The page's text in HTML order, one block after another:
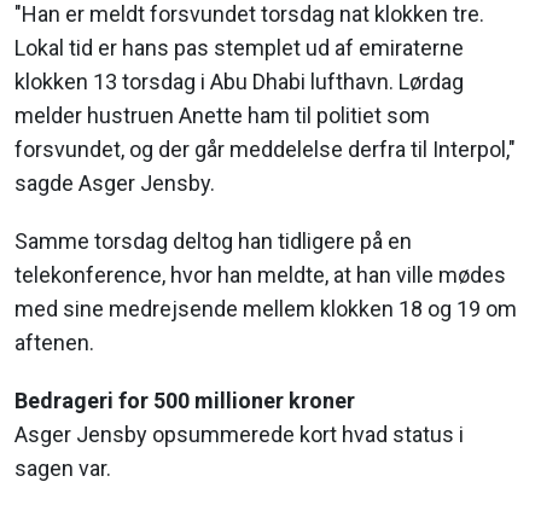
"Han er meldt forsvundet torsdag nat klokken tre.
Lokal tid er hans pas stemplet ud af emiraterne
klokken 13 torsdag i Abu Dhabi lufthavn. Lørdag
melder hustruen Anette ham til politiet som
forsvundet, og der går meddelelse derfra til Interpol,"
sagde Asger Jensby.
Samme torsdag deltog han tidligere på en
telekonference, hvor han meldte, at han ville mødes
med sine medrejsende mellem klokken 18 og 19 om
aftenen.
Bedrageri for 500 millioner kroner
Asger Jensby opsummerede kort hvad status i
sagen var.